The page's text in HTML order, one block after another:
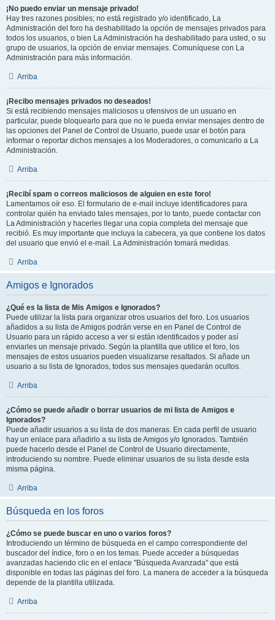
¡No puedo enviar un mensaje privado!
Hay tres razones posibles; no está registrado y/o identificado, La
Administración del foro ha deshabilitado la opción de mensajes privados para
todos los usuarios, o bien La Administración ha deshabilitado para usted, o su
grupo de usuarios, la opción de enviar mensajes. Comuníquese con La
Administración para más información.
Arriba
¡Recibo mensajes privados no deseados!
Si está recibiendo mensajes maliciosos u ofensivos de un usuario en
particular, puede bloquearlo para que no le pueda enviar mensajes dentro de
las opciones del Panel de Control de Usuario, puede usar el botón para
informar o reportar dichos mensajes a los Moderadores, o comunicarlo a La
Administración.
Arriba
¡Recibí spam o correos maliciosos de alguien en este foro!
Lamentamos oír eso. El formulario de e-mail incluye identificadores para
controlar quién ha enviado tales mensajes, por lo tanto, puede contactar con
La Administración y hacerles llegar una copia completa del mensaje que
recibió. Es muy importante que incluya la cabecera, ya que contiene los datos
del usuario que envió el e-mail. La Administración tomará medidas.
Arriba
Amigos e Ignorados
¿Qué es la lista de Mis Amigos e Ignorados?
Puede utilizar la lista para organizar otros usuarios del foro. Los usuarios
añadidos a su lista de Amigos podrán verse en en Panel de Control de
Usuario para un rápido acceso a ver si están identificados y poder así
enviarles un mensaje privado. Según la plantilla que utilice el foro, los
mensajes de estos usuarios pueden visualizarse resaltados. Si añade un
usuario a su lista de Ignorados, todos sus mensajes quedarán ocultos.
Arriba
¿Cómo se puede añadir o borrar usuarios de mi lista de Amigos e
Ignorados?
Puede añadir usuarios a su lista de dos maneras. En cada perfil de usuario
hay un enlace para añadirlo a su lista de Amigos y/o Ignorados. También
puede hacerlo desde el Panel de Control de Usuario directamente,
introduciendo su nombre. Puede eliminar usuarios de su lista desde esta
misma página.
Arriba
Búsqueda en los foros
¿Cómo se puede buscar en uno o varios foros?
Introduciendo un término de búsqueda en el campo correspondiente del
buscador del índice, foro o en los temas. Puede acceder a búsquedas
avanzadas haciendo clic en el enlace "Búsqueda Avanzada" que está
disponible en todas las páginas del foro. La manera de acceder a la búsqueda
depende de la plantilla utilizada.
Arriba